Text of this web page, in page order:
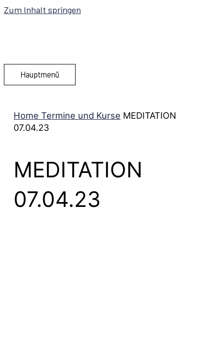
Zum Inhalt springen
Hauptmenü
Home Termine und Kurse MEDITATION
07.04.23
MEDITATION
07.04.23